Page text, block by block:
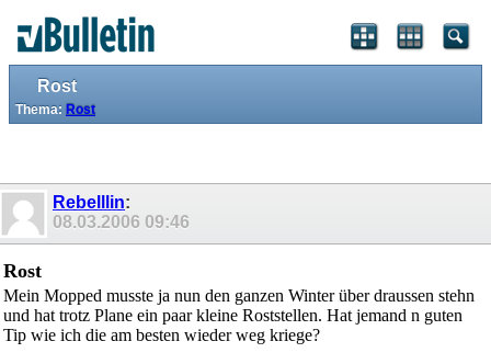
Rost
Thema: Rost
Rebelllin:
08.03.2006 09:46
Rost
Mein Mopped musste ja nun den ganzen Winter über draussen stehn
und hat trotz Plane ein paar kleine Roststellen. Hat jemand n guten
Tip wie ich die am besten wieder weg kriege?